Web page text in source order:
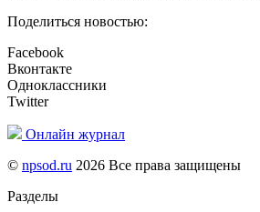
Поделиться новостью:
Facebook
Вконтакте
Одноклассники
Twitter
Онлайн журнал
© npsod.ru 2026 Все права защищены
Разделы